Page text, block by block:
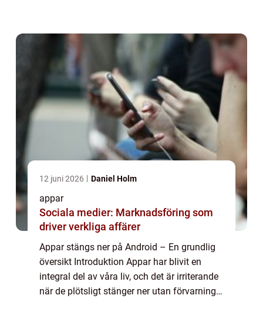
12 juni 2026 Daniel Holm
appar
Sociala medier: Marknadsföring som
driver verkliga affärer
Appar stängs ner på Android – En grundlig
översikt Introduktion Appar har blivit en
integral del av våra liv, och det är irriterande
när de plötsligt stänger ner utan förvarning.